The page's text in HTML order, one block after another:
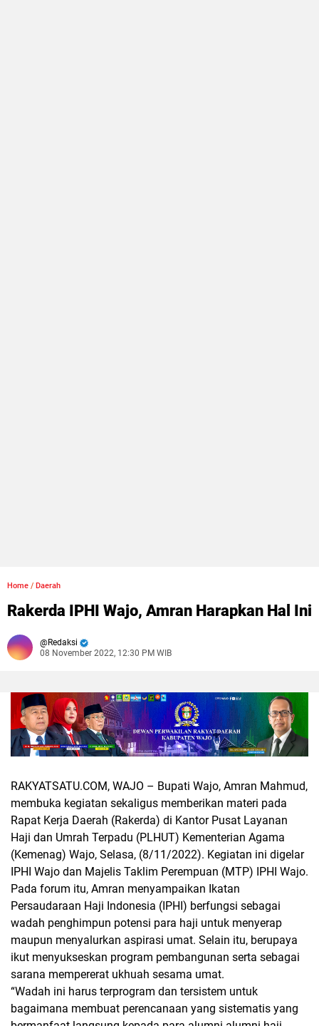
Home / Daerah
Rakerda IPHI Wajo, Amran Harapkan Hal Ini
Redaksi
08 November 2022, 12:30 PM WIB
RAKYATSATU.COM, WAJO – Bupati Wajo, Amran Mahmud,
membuka kegiatan sekaligus memberikan materi pada
Rapat Kerja Daerah (Rakerda) di Kantor Pusat Layanan
Haji dan Umrah Terpadu (PLHUT) Kementerian Agama
(Kemenag) Wajo, Selasa, (8/11/2022). Kegiatan ini digelar
IPHI Wajo dan Majelis Taklim Perempuan (MTP) IPHI Wajo.
Pada forum itu, Amran menyampaikan Ikatan
Persaudaraan Haji Indonesia (IPHI) berfungsi sebagai
wadah penghimpun potensi para haji untuk menyerap
maupun menyalurkan aspirasi umat. Selain itu, berupaya
ikut menyukseskan program pembangunan serta sebagai
sarana mempererat ukhuah sesama umat.
“Wadah ini harus terprogram dan tersistem untuk
bagaimana membuat perencanaan yang sistematis yang